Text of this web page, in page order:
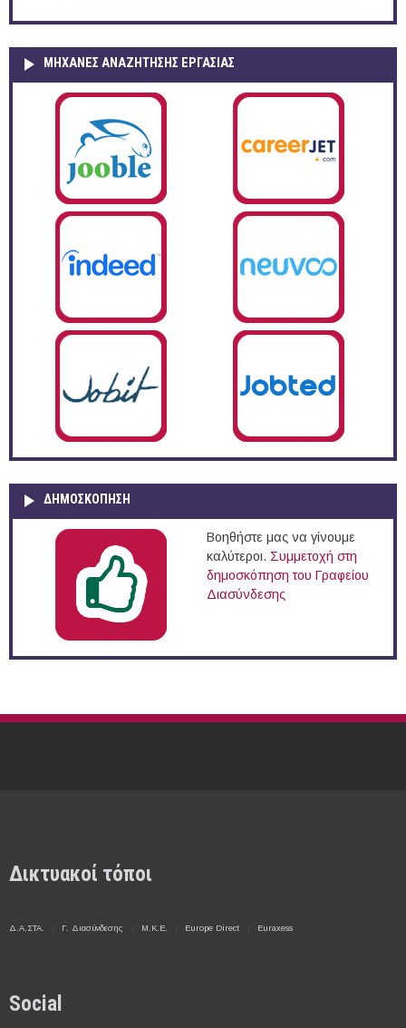
ΜΗΧΑΝΕΣ ΑΝΑΖΗΤΗΣΗΣ ΕΡΓΑΣΙΑΣ
ΔΗΜΟΣΚΌΠΗΣΗ
Βοηθήστε μας να γίνουμε
καλύτεροι. Συμμετοχή στη
δημοσκόπηση του Γραφείου
Διασύνδεσης
Δικτυακοί τόποι
Δ.Α.ΣΤΑ. Γ. Διασύνδεσης Μ.Κ.Ε. Europe Direct Euraxess
Social